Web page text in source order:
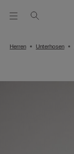
Herren Unterhosen